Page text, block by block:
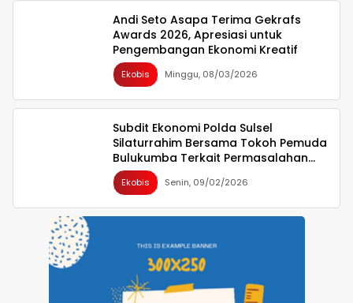
Andi Seto Asapa Terima Gekrafs
Awards 2026, Apresiasi untuk
Pengembangan Ekonomi Kreatif
Ekobis Minggu, 08/03/2026
Subdit Ekonomi Polda Sulsel
Silaturrahim Bersama Tokoh Pemuda
Bulukumba Terkait Permasalahan
Pembangunan YON TP
Ekobis Senin, 09/02/2026